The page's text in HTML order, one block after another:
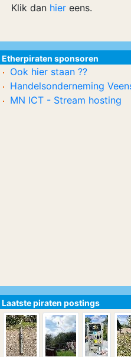
Klik dan hier eens.
Etherpiraten sponsoren
Ook hier staan ??
Handelsonderneming
MN ICT - Stream hosting
Laatste piraten postings